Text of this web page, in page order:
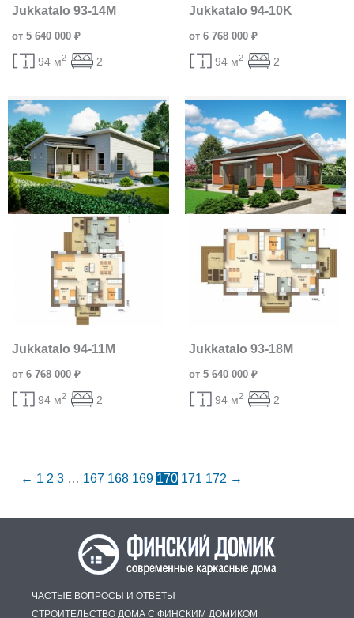
Jukkatalo 93-14M
от 5 640 000 ₽
94 м2 2
Jukkatalo 94-10K
от 6 768 000 ₽
94 м2 2
Jukkatalo 94-11M
от 6 768 000 ₽
94 м2 2
Jukkatalo 93-18M
от 5 640 000 ₽
94 м2 2
← 1 2 3 … 167 168 169 170 171 172 →
ЧАСТЫЕ ВОПРОСЫ И ОТВЕТЫ
СТРОИТЕЛЬСТВО ДОМА С ФИНСКИМ ДОМИКОМ